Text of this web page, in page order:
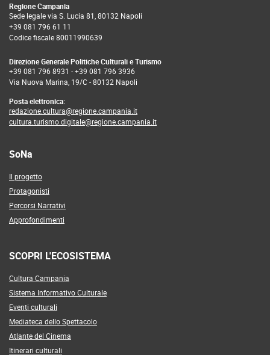
Regione Campania
Sede legale via S. Lucia 81, 80132 Napoli
+39 081 796 61 11
Codice fiscale 80011990639
Direzione Generale Politiche Culturali e Turismo
+39 081 796 8931 -+39 081 796 3936
Via Nuova Marina, 19/C - 80132 Napoli
Posta elettronica:
redazione.cultura@regione.campania.it
cultura.turismo.digitale@regione.campania.it
SoNa
Il progetto
Protagonisti
Percorsi Narrativi
Approfondimenti
SCOPRI L'ECOSISTEMA
Cultura Campania
Sistema Informativo Culturale
Eventi culturali
Mediateca dello Spettacolo
Atlante del Cinema
Itinerari culturali